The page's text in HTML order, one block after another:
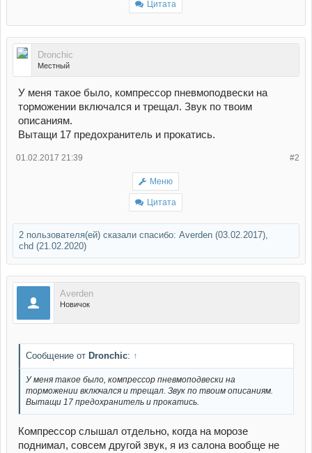
Цитата
Dronchic
Местный
У меня такое было, компрессор пневмоподвески на
торможении включался и трещал. Звук по твоим
описаниям.
Вытащи 17 предохранитель и прокатись.
#2
01.02.2017 21:39
Меню
Цитата
2 пользователя(ей) сказали cпасибо: Averden (03.02.2017),
chd (21.02.2020)
Averden
Новичок
Сообщение от Dronchic: ↑
У меня такое было, компрессор пневмоподвески на
торможении включался и трещал. Звук по твоим описаниям.
Вытащи 17 предохранитель и прокатись.
Компрессор слышал отдельно, когда на морозе
поднимал, совсем другой звук, я из салона вообще не